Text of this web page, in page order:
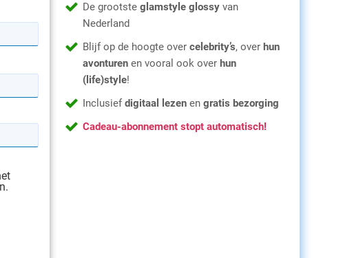
De grootste glamstyle glossy van
Nederland
Blijf op de hoogte over celebrity’s, over hun
avonturen en vooral ook over hun
(life)style!
Inclusiefdigitaal lezen en gratis bezorging
Cadeau-abonnement stopt automatisch!